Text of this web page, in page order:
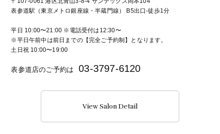
表参道駅（東京メトロ銀座線・半蔵門線） B5出口-徒歩1分
平日 10:00〜21:00 ※電話受付は12:30〜
※平日午前中は前日までの【完全ご予約制】となります。
土日祝 10:00〜19:00
表参道店のご予約は 03-3797-6120
View Salon Detail